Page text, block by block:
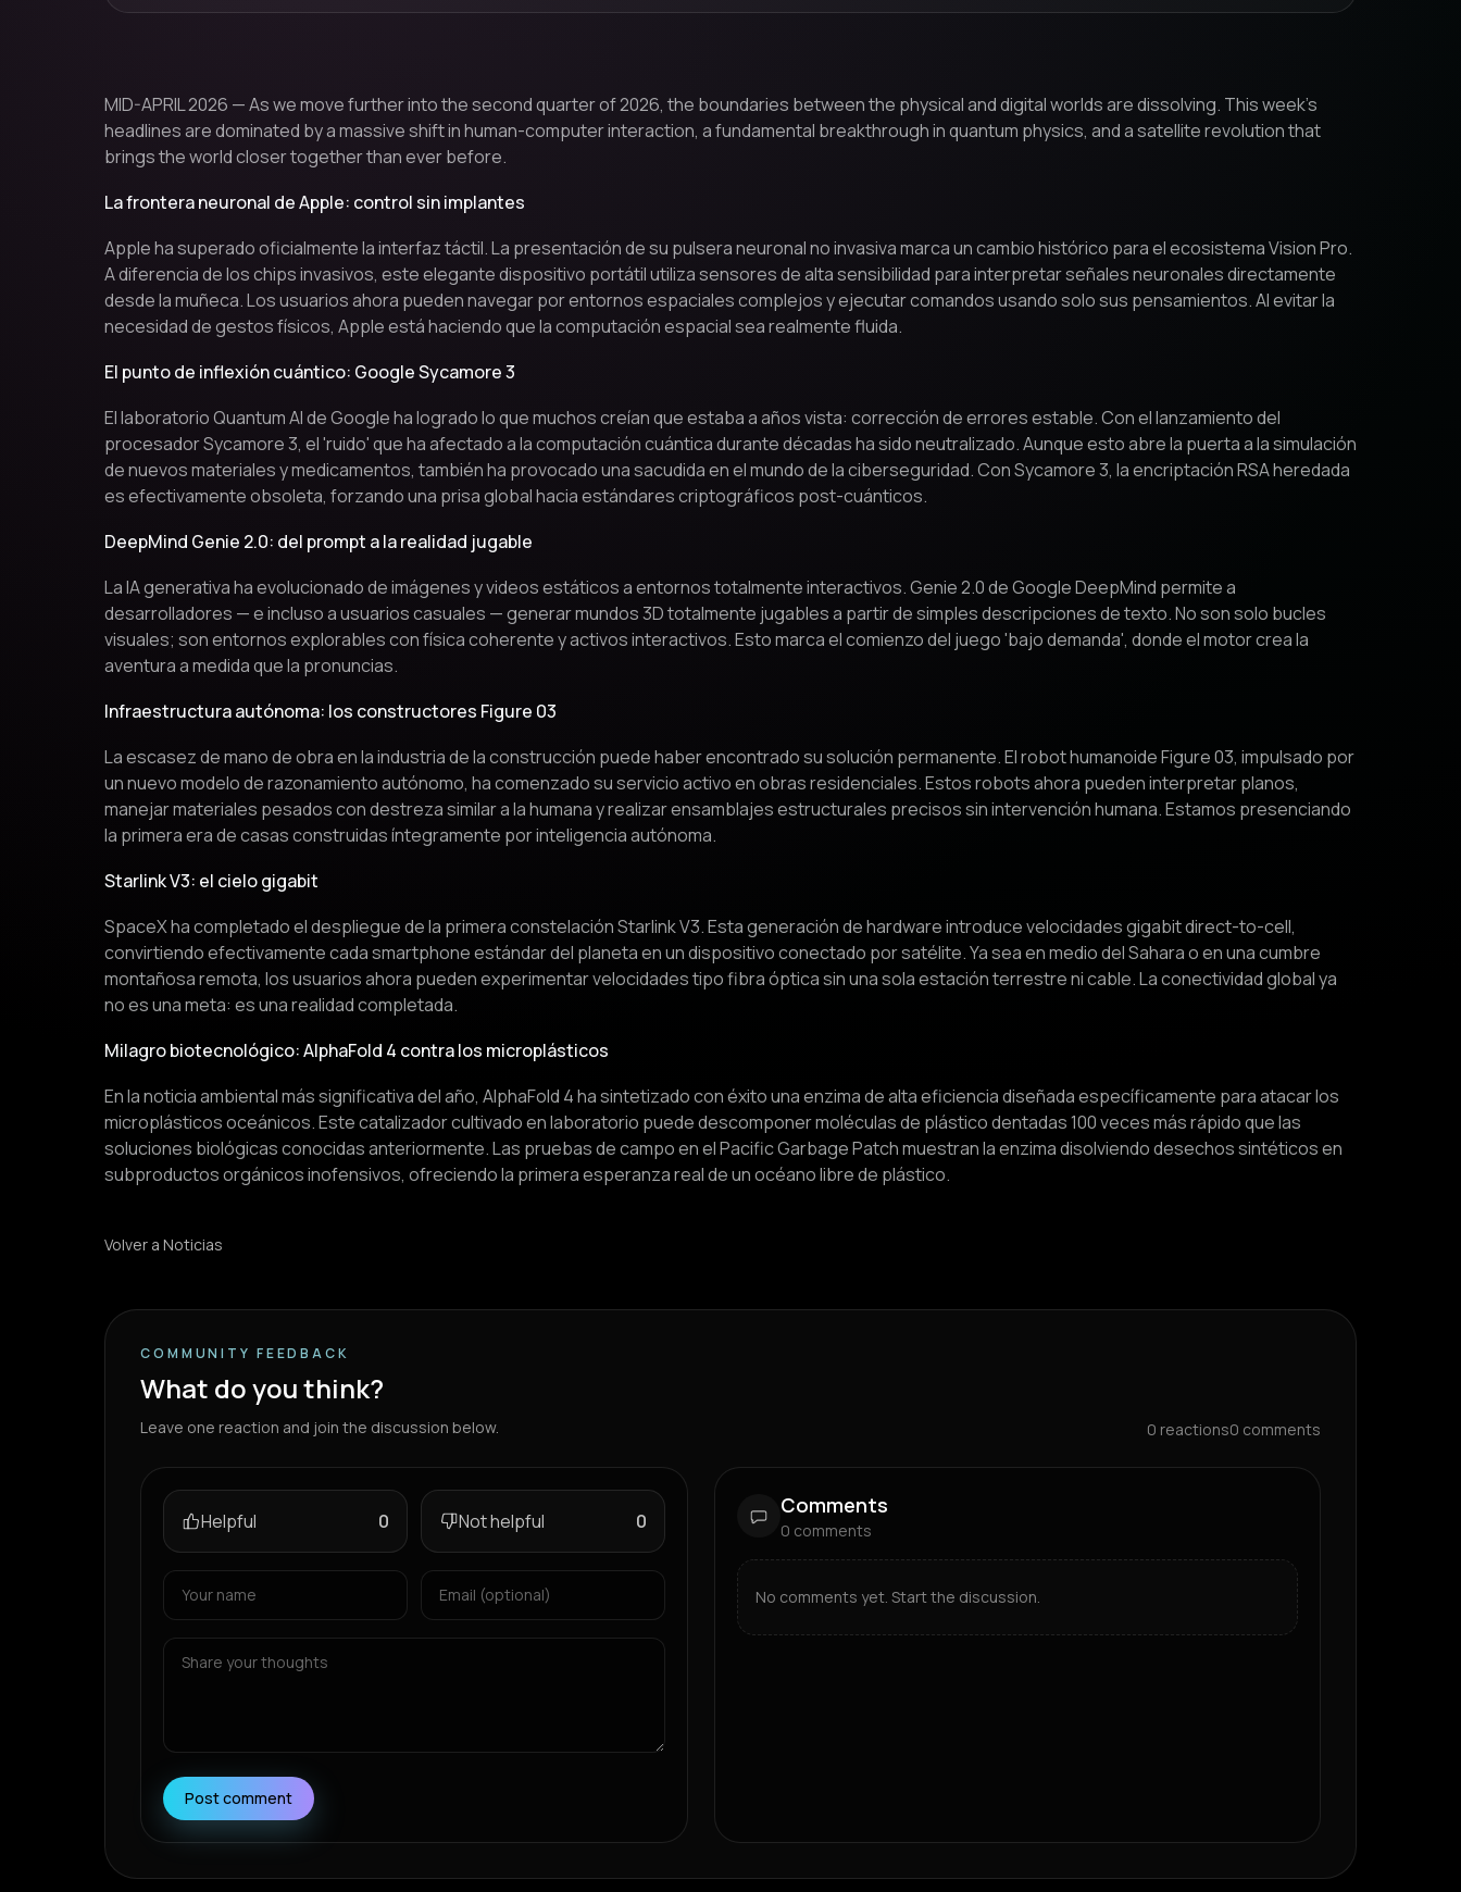
MID-APRIL 2026 — As we move further into the second quarter of 2026, the boundaries between the physical and digital worlds are dissolving. This week’s
headlines are dominated by a massive shift in human-computer interaction, a fundamental breakthrough in quantum physics, and a satellite revolution that
brings the world closer together than ever before.
La frontera neuronal de Apple: control sin implantes
Apple ha superado oficialmente la interfaz táctil. La presentación de su pulsera neuronal no invasiva marca un cambio histórico para el ecosistema Vision Pro.
A diferencia de los chips invasivos, este elegante dispositivo portátil utiliza sensores de alta sensibilidad para interpretar señales neuronales directamente
desde la muñeca. Los usuarios ahora pueden navegar por entornos espaciales complejos y ejecutar comandos usando solo sus pensamientos. Al evitar la
necesidad de gestos físicos, Apple está haciendo que la computación espacial sea realmente fluida.
El punto de inflexión cuántico: Google Sycamore 3
El laboratorio Quantum AI de Google ha logrado lo que muchos creían que estaba a años vista: corrección de errores estable. Con el lanzamiento del
procesador Sycamore 3, el 'ruido' que ha afectado a la computación cuántica durante décadas ha sido neutralizado. Aunque esto abre la puerta a la simulación
de nuevos materiales y medicamentos, también ha provocado una sacudida en el mundo de la ciberseguridad. Con Sycamore 3, la encriptación RSA heredada
es efectivamente obsoleta, forzando una prisa global hacia estándares criptográficos post-cuánticos.
DeepMind Genie 2.0: del prompt a la realidad jugable
La IA generativa ha evolucionado de imágenes y videos estáticos a entornos totalmente interactivos. Genie 2.0 de Google DeepMind permite a
desarrolladores — e incluso a usuarios casuales — generar mundos 3D totalmente jugables a partir de simples descripciones de texto. No son solo bucles
visuales; son entornos explorables con física coherente y activos interactivos. Esto marca el comienzo del juego 'bajo demanda', donde el motor crea la
aventura a medida que la pronuncias.
Infraestructura autónoma: los constructores Figure 03
La escasez de mano de obra en la industria de la construcción puede haber encontrado su solución permanente. El robot humanoide Figure 03, impulsado por
un nuevo modelo de razonamiento autónomo, ha comenzado su servicio activo en obras residenciales. Estos robots ahora pueden interpretar planos,
manejar materiales pesados con destreza similar a la humana y realizar ensamblajes estructurales precisos sin intervención humana. Estamos presenciando
la primera era de casas construidas íntegramente por inteligencia autónoma.
Starlink V3: el cielo gigabit
SpaceX ha completado el despliegue de la primera constelación Starlink V3. Esta generación de hardware introduce velocidades gigabit direct-to-cell,
convirtiendo efectivamente cada smartphone estándar del planeta en un dispositivo conectado por satélite. Ya sea en medio del Sahara o en una cumbre
montañosa remota, los usuarios ahora pueden experimentar velocidades tipo fibra óptica sin una sola estación terrestre ni cable. La conectividad global ya
no es una meta: es una realidad completada.
Milagro biotecnológico: AlphaFold 4 contra los microplásticos
En la noticia ambiental más significativa del año, AlphaFold 4 ha sintetizado con éxito una enzima de alta eficiencia diseñada específicamente para atacar los
microplásticos oceánicos. Este catalizador cultivado en laboratorio puede descomponer moléculas de plástico dentadas 100 veces más rápido que las
soluciones biológicas conocidas anteriormente. Las pruebas de campo en el Pacific Garbage Patch muestran la enzima disolviendo desechos sintéticos en
subproductos orgánicos inofensivos, ofreciendo la primera esperanza real de un océano libre de plástico.
Volver a Noticias
COMMUNITY FEEDBACK
What do you think?
Leave one reaction and join the discussion below. 0 reactions0 comments
Helpful 0 Not helpful 0
Post comment
Comments
0 comments
No comments yet. Start the discussion.